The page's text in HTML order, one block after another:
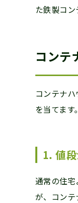
た鉄製コ
コンテ
コンテナ
を当てます
1. 値
通常の住
が、コン